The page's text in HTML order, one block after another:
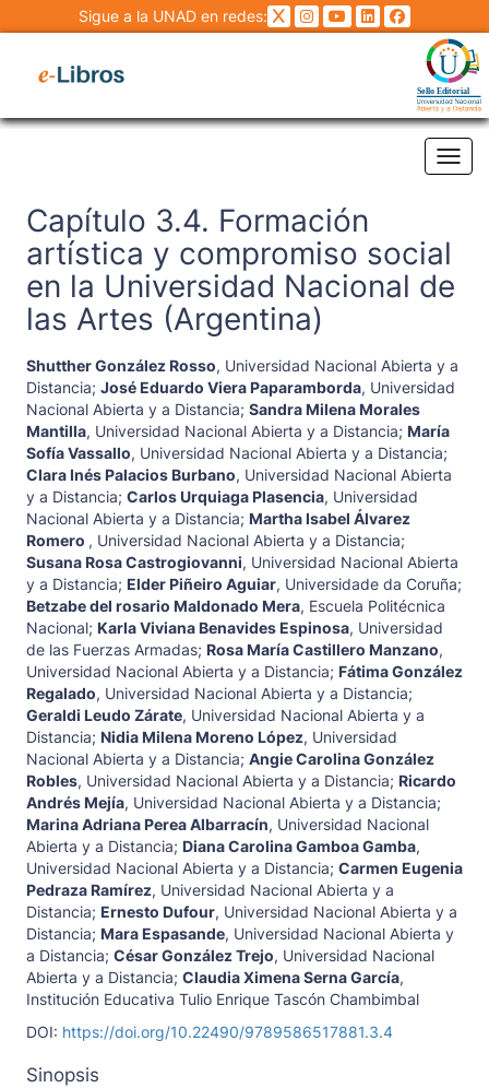
Sigue a la UNAD en redes:
Capítulo 3.4. Formación
artística y compromiso social
en la Universidad Nacional de
las Artes (Argentina)
Shutther González Rosso, Universidad Nacional Abierta y a
Distancia; José Eduardo Viera Paparamborda, Universidad
Nacional Abierta y a Distancia; Sandra Milena Morales
Mantilla, Universidad Nacional Abierta y a Distancia; María
Sofía Vassallo, Universidad Nacional Abierta y a Distancia;
Clara Inés Palacios Burbano, Universidad Nacional Abierta
y a Distancia; Carlos Urquiaga Plasencia, Universidad
Nacional Abierta y a Distancia; Martha Isabel Álvarez
Romero , Universidad Nacional Abierta y a Distancia;
Susana Rosa Castrogiovanni, Universidad Nacional Abierta
y a Distancia; Elder Piñeiro Aguiar, Universidade da Coruña;
Betzabe del rosario Maldonado Mera, Escuela Politécnica
Nacional; Karla Viviana Benavides Espinosa, Universidad
de las Fuerzas Armadas; Rosa María Castillero Manzano,
Universidad Nacional Abierta y a Distancia; Fátima González
Regalado, Universidad Nacional Abierta y a Distancia;
Geraldi Leudo Zárate, Universidad Nacional Abierta y a
Distancia; Nidia Milena Moreno López, Universidad
Nacional Abierta y a Distancia; Angie Carolina González
Robles, Universidad Nacional Abierta y a Distancia; Ricardo
Andrés Mejía, Universidad Nacional Abierta y a Distancia;
Marina Adriana Perea Albarracín, Universidad Nacional
Abierta y a Distancia; Diana Carolina Gamboa Gamba,
Universidad Nacional Abierta y a Distancia; Carmen Eugenia
Pedraza Ramírez, Universidad Nacional Abierta y a
Distancia; Ernesto Dufour, Universidad Nacional Abierta y a
Distancia; Mara Espasande, Universidad Nacional Abierta y
a Distancia; César González Trejo, Universidad Nacional
Abierta y a Distancia; Claudia Ximena Serna García,
Institución Educativa Tulio Enrique Tascón Chambimbal
DOI: https://doi.org/10.22490/9789586517881.3.4
Sinopsis